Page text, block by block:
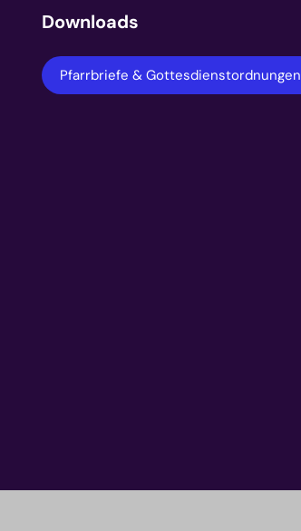
Downloads
Pfarrbriefe & Gottesdienstordnungen